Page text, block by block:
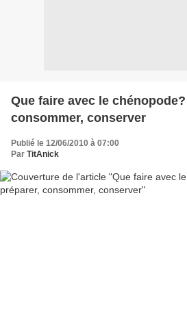
Que faire avec le
consommer, conserver
Publié le 12/06/2010 à 07:00
Par TitAnick